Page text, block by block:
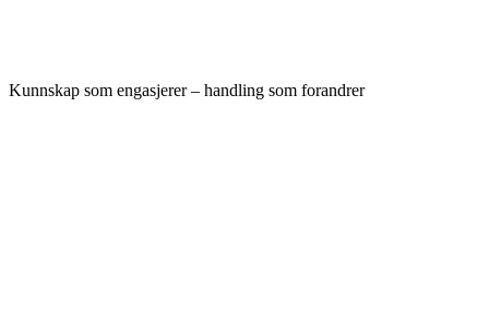
Kunnskap som engasjerer – handling som forandrer